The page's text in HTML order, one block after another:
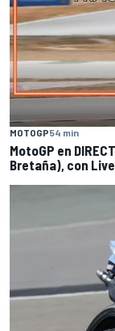
MOTOGP54 min
MotoGP en
Bretaña), con